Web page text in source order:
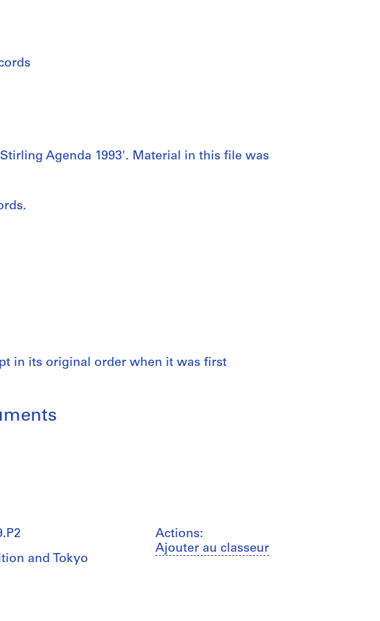
Agenda 1993'. Material in this file was
in its original order when it was first
Actions:
Ajouter au classeur
and Tokyo